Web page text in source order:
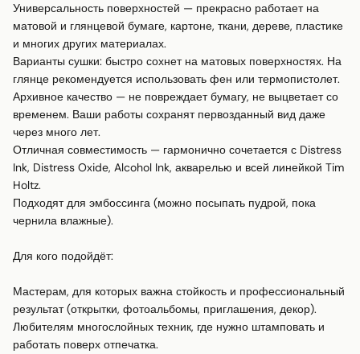
Универсальность поверхностей — прекрасно работает на
матовой и глянцевой бумаге, картоне, ткани, дереве, пластике
и многих других материалах.
Варианты сушки: быстро сохнет на матовых поверхностях. На
глянце рекомендуется использовать фен или термопистолет.
Архивное качество — не повреждает бумагу, не выцветает со
временем. Ваши работы сохранят первозданный вид даже
через много лет.
Отличная совместимость — гармонично сочетается с Distress
Ink, Distress Oxide, Alcohol Ink, акварелью и всей линейкой Tim
Holtz.
Подходят для эмбоссинга (можно посыпать пудрой, пока
чернила влажные).
Для кого подойдёт:
Мастерам, для которых важна стойкость и профессиональный
результат (открытки, фотоальбомы, приглашения, декор).
Любителям многослойных техник, где нужно штамповать и
работать поверх отпечатка.